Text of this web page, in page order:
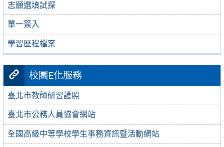
志願選填試探
單一簽入
學習歷程檔案
校園E化服務
臺北市教師研習護照
臺北市公務人員協會網站
全國高級中等學校學生事務資訊暨活動網站